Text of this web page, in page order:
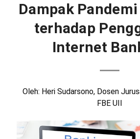
Dampak
terhadap
Internet
Oleh: Heri Sudarsono, Dosen
FBE UII